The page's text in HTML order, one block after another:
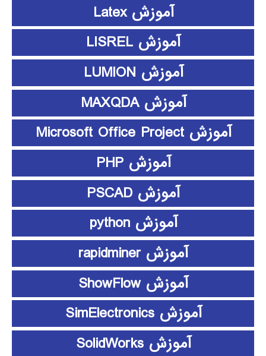
آموزش Latex
آموزش LISREL
آموزش LUMION
آموزش MAXQDA
آموزش Microsoft Office Project
آموزش PHP
آموزش PSCAD
آموزش python
آموزش rapidminer
آموزش ShowFlow
آموزش SimElectronics
آموزش SolidWorks